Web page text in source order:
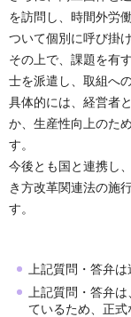
を訪問し、時間外労
ついて個別に呼び掛け
その上で、課題を有
士を派遣し、取組へ
具体的には、経営者
か、生産性向上のた
す。
今後とも国と連携し
き方改革関連法の施
す。
上記質問・答弁は
上記質問・答弁
ているため、正式